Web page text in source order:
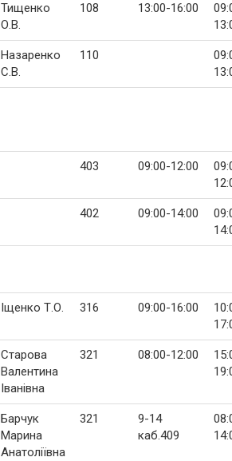
Тищенко
О.В.
108 13:00-16:00
Назаренко
С.В.
110
403 09:00-12:00
402 09:00-14:00
Іщенко Т.О. 316 09:00-16:00
Старова
Валентина
Іванівна
321 08:00-12:00
Барчук
Марина
Анатоліївна
321
9-14
каб.409